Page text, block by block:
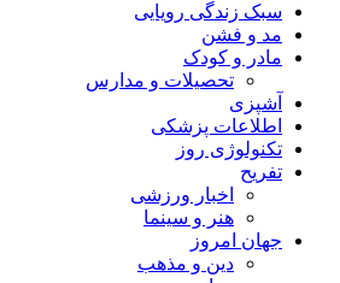
سبک زندگی رویایی
مد و فشن
مادر و کودک
تحصیلات و مدارس
آشپزی
اطلاعات پزشکی
تکنولوژی روز
تفریح
اخبار ورزشی
هنر و سینما
جهان امروز
دین و مذهب